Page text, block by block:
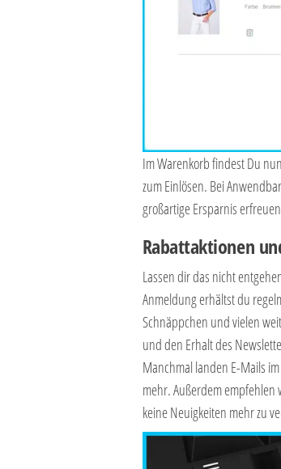
Im Warenkorb findest Du
zum Einlösen. Bei
großartige Ersparnis
Rabattaktionen
Lassen dir das nicht
Anmeldung erhältst du
Schnäppchen und vielen
und den Erhalt des
Manchmal landen E-Mails
mehr. Außerdem empfehlen
keine Neuigkeiten mehr zu